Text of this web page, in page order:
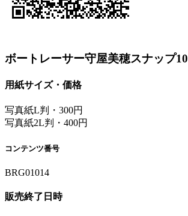
ボートレーサー守屋美穂スナップ10
用紙サイズ・価格
写真紙L判・300円
写真紙2L判・400円
コンテンツ番号
BRG01014
販売終了日時